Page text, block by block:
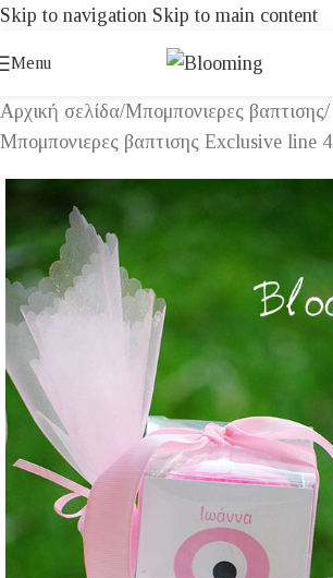
Skip to navigation Skip to main content
Menu
Αρχική σελίδα/Μπομπονιερες βαπτισης/
Μπομπονιερες βαπτισης Exclusive line 4